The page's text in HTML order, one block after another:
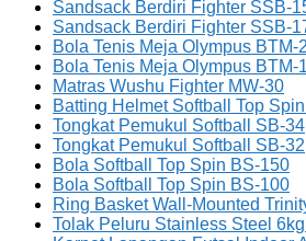
Sandsack Berdiri Fighter SSB-
Sandsack Berdiri Fighter SSB-
Bola Tenis Meja Olympus BTM-2
Bola Tenis Meja Olympus BTM-1
Matras Wushu Fighter MW-30
Batting Helmet Softball Top
Tongkat Pemukul Softball SB-34
Tongkat Pemukul Softball SB-32
Bola Softball Top Spin BS-150
Bola Softball Top Spin BS-100
Ring Basket Wall-Mounted
Tolak Peluru Stainless Steel